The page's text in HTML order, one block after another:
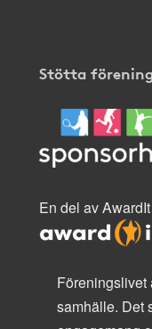
Stötta
En del av AwardIt
Föreningslivet
samhälle. Det